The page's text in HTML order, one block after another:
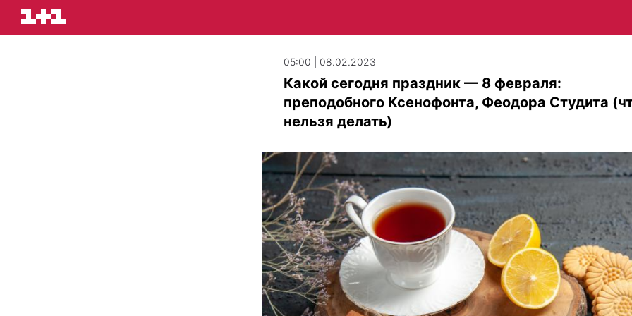
05:00 | 08.02.2023
Какой сегодня праздник — 8 февраля:
преподобного Ксенофонта, Феодора Студита
нельзя делать)